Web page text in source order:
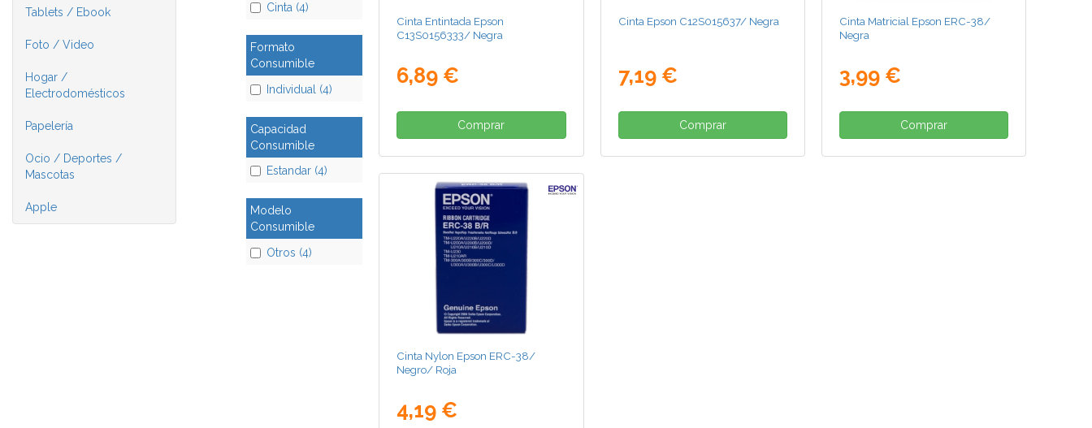
Tablets / Ebook
Foto / Video
Hogar /
Electrodomésticos
Papelería
Ocio / Deportes /
Mascotas
Apple
Cinta (4)
Formato
Consumible
Individual (4)
Capacidad
Consumible
Estandar (4)
Modelo
Consumible
Otros (4)
Cinta Entintada Epson
C13S0156333/ Negra
6,89 €
Comprar
Cinta Epson C12S015637/ Negra
7,19 €
Comprar
Cinta Matricial Epson ERC-38/
Negra
3,99 €
Comprar
Cinta Nylon Epson ERC-38/
Negro/ Roja
4,19 €